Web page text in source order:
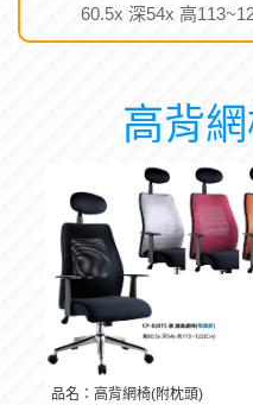
60.5x 深54x 高
高背
品名：高背網椅(附枕頭)